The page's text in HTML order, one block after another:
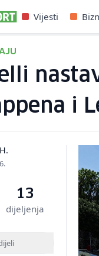
Vijesti
i
13
dijeljenja